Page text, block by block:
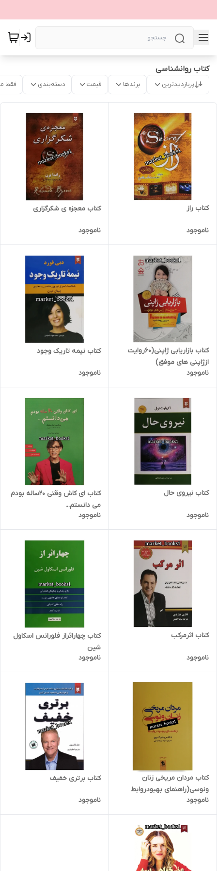
کتاب روانشناسی
پربازدیدترین برندها قیمت دسته‌بندی فقط
کتاب راز
ناموجود
کتاب معجزه ی شکرگزاری
ناموجود
کتاب بازاریابی ژاپنی(60روایت
ازژاپنی های موفق)
ناموجود
کتاب نیمه تاریک وجود
ناموجود
کتاب نیروی حال
ناموجود
کتاب ای کاش وقتی 20ساله بودم
می دانستم...
ناموجود
کتاب اثرمرکب
ناموجود
کتاب چهاراثراز فلورانس اسکاول
شین
ناموجود
کتاب مردان مریخی زنان
ونوسی(راهنمای بهبودروابط
زناشویی)
ناموجود
کتاب برتری خفیف
ناموجود